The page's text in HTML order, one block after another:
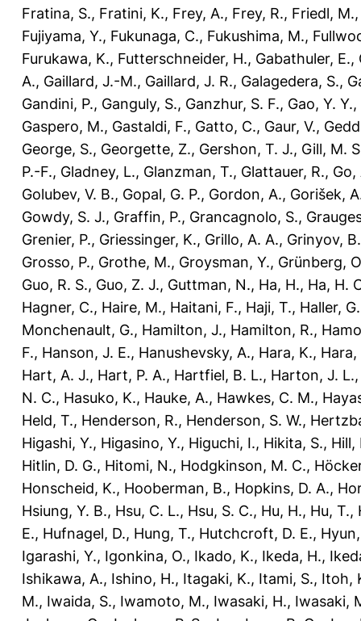
Fratina, S., Fratini, K., Frey, A., Frey, R., Friedl, M.
Fujiyama, Y., Fukunaga, C., Fukushima, M.,
Furukawa, K., Futterschneider, H., Gabathuler, E.,
A., Gaillard, J.-M., Gaillard, J. R., Galagedera, S.,
Gandini, P., Ganguly, S., Ganzhur, S. F., Gao, Y. Y.,
Gaspero, M., Gastaldi, F., Gatto, C., Gaur, V.,
George, S., Georgette, Z., Gershon, T. J., Gill, M.
P.-F., Gladney, L., Glanzman, T., Glattauer, R., Go,
Golubev, V. B., Gopal, G. P., Gordon, A., Gorišek,
Gowdy, S. J., Graffin, P., Grancagnolo, S.,
Grenier, P., Griessinger, K., Grillo, A. A., Grinyov,
Grosso, P., Grothe, M., Groysman, Y., Grünberg,
Guo, R. S., Guo, Z. J., Guttman, N., Ha, H., Ha, H.
Hagner, C., Haire, M., Haitani, F., Haji, T., Haller, G.
Monchenault, G., Hamilton, J., Hamilton, R.,
F., Hanson, J. E., Hanushevsky, A., Hara, K., Hara,
Hart, A. J., Hart, P. A., Hartfiel, B. L., Harton, J. L.
N. C., Hasuko, K., Hauke, A., Hawkes, C. M.,
Held, T., Henderson, R., Henderson, S. W.,
Higashi, Y., Higasino, Y., Higuchi, I., Hikita, S., Hill,
Hitlin, D. G., Hitomi, N., Hodgkinson, M. C.,
Honscheid, K., Hooberman, B., Hopkins, D. A.,
Hsiung, Y. B., Hsu, C. L., Hsu, S. C., Hu, H., Hu, T.,
E., Hufnagel, D., Hung, T., Hutchcroft, D. E.,
Igarashi, Y., Igonkina, O., Ikado, K., Ikeda, H.,
Ishikawa, A., Ishino, H., Itagaki, K., Itami, S., Itoh,
M., Iwaida, S., Iwamoto, M., Iwasaki, H., Iwasaki,